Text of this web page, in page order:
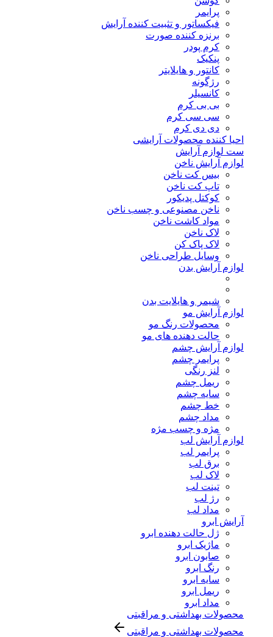
پرایمر
فیکساتور و تثبیت کننده آرایش
برنزه کننده صورت
کرم پودر
پنکیک
کانتور و هایلایتر
رژگونه
کانسیلر
بی بی کرم
سی سی کرم
دی دی کرم
احیا کننده محصولات آرایشی
ست لوازم آرایش
لوازم آرایش ناخن
بیس کت ناخن
تاپ کت ناخن
کوکتل پدیکور
ناخن مصنوعی و چسب ناخن
مواد کاشت ناخن
لاک ناخن
لاک پاک کن
وسایل طراحی ناخن
لوازم آرایش بدن
شیمر و هایلایت بدن
لوازم آرایش مو
محصولات رنگ مو
حالت دهنده های مو
لوازم آرایش چشم
پرایمر چشم
لنز رنگی
ریمل چشم
سایه چشم
خط چشم
مداد چشم
مژه و چسب مژه
لوازم آرایش لب
پرایمر لب
برق لب
لاک لب
تینت لب
رژ لب
مداد لب
آرایش ابرو
ژل حالت دهنده ابرو
ماژیک ابرو
صابون ابرو
رنگ ابرو
سایه ابرو
ریمل ابرو
مداد ابرو
محصولات بهداشتی و مراقبتی
محصولات بهداشتی و مراقبتی